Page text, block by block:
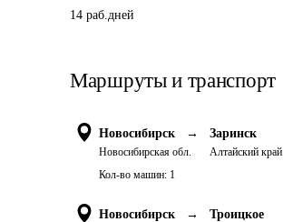
14 раб.дней
Маршруты и транспорт
Новосибирск →
Новосибирская обл.
Заринск
Алтайский край
Кол-во машин: 1
Новосибирск → Троицкое